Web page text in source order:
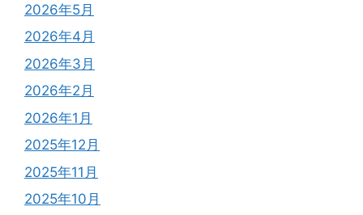
2026年5月
2026年4月
2026年3月
2026年2月
2026年1月
2025年12月
2025年11月
2025年10月